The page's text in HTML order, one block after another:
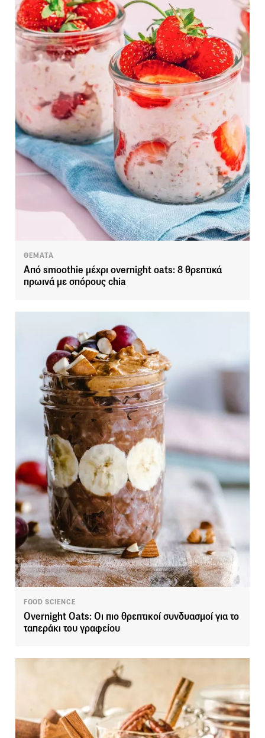
ΘΕΜΑΤΑ
Από smoothie μέχρι overnight oats: 8 θρεπτικά
πρωινά με σπόρους chia
FOOD SCIENCE
Overnight Oats: Οι πιο θρεπτικοί συνδυασμοί για το
ταπεράκι του γραφείου